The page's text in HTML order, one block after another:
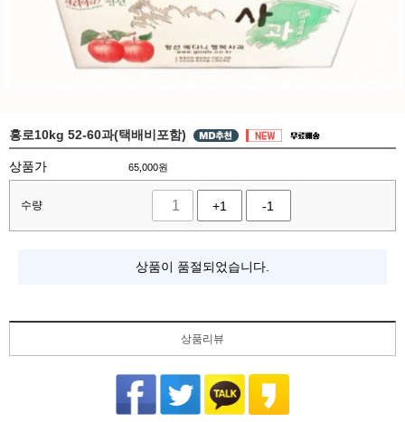
홍로10kg 52-60과(택배비포함)
상품가 65,000원
수량 +1 -1
상품이 품절되었습니다.
상품리뷰